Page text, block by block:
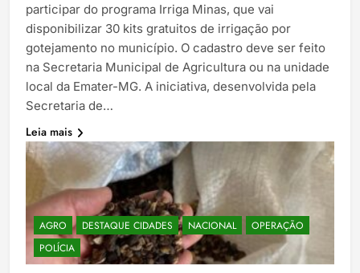
participar do programa Irriga Minas, que vai
disponibilizar 30 kits gratuitos de irrigação por
gotejamento no município. O cadastro deve ser feito
na Secretaria Municipal de Agricultura ou na unidade
local da Emater-MG. A iniciativa, desenvolvida pela
Secretaria de…
Leia mais
AGRO DESTAQUE CIDADES NACIONAL
OPERAÇÃO
POLÍCIA